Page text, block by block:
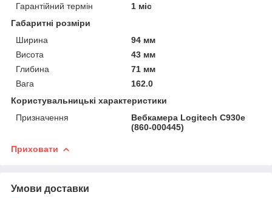
Гарантійний термін
1 міс
Габаритні розміри
Ширина
94 мм
Висота
43 мм
Глибина
71 мм
Вага
162.0
Користувальницькі характеристики
Призначення
Вебкамера Logitech C930e
(860-000445)
Приховати
Умови доставки